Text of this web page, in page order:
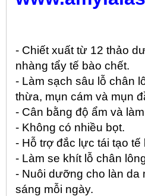
- Chiết xuất từ 12 thảo
nhàng tẩy tế bào chết.
- Làm sạch sâu lỗ chân
thừa, mụn cám và mụn
- Cân bằng độ ẩm và
- Không có nhiều bọt.
- Hỗ trợ đắc lực tái tạo tế
- Làm se khít lỗ chân
- Nuôi dưỡng cho làn da
sáng mỗi ngày.